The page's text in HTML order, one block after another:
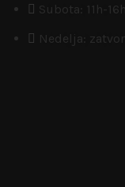
Subota: 11h-16h
Nedelja: